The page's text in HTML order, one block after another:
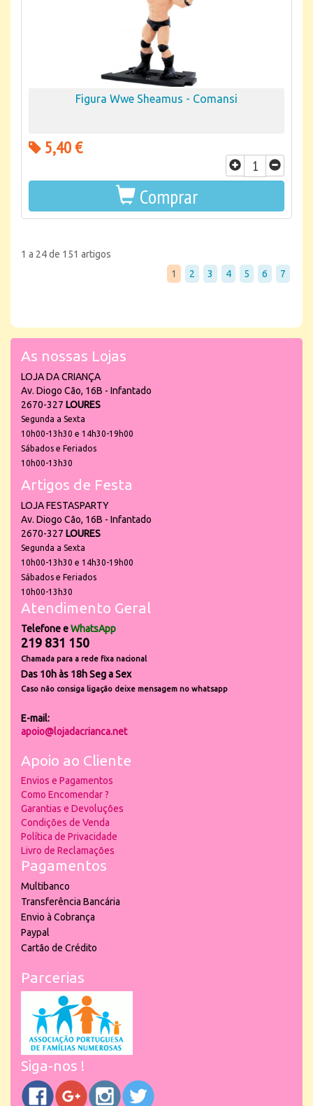
Figura Wwe Sheamus - Comansi
5,40 €
Comprar
1 a 24 de 151 artigos
1
2 3 4 5 6 7
As nossas Lojas
LOJA DA CRIANÇA
Av. Diogo Cão, 16B - Infantado
2670-327 LOURES
Segunda a Sexta
10h00-13h30 e 14h30-19h00
Sábados e Feriados
10h00-13h30
Artigos de Festa
LOJA FESTASPARTY
Av. Diogo Cão, 16B - Infantado
2670-327 LOURES
Segunda a Sexta
10h00-13h30 e 14h30-19h00
Sábados e Feriados
10h00-13h30
Atendimento Geral
Telefone eWhatsApp
219 831 150
Chamada para a rede fixa nacional
Das 10h às 18h Seg a Sex
Caso não consiga ligação deixe mensagem no whatsapp
E-mail:
apoio@lojadacrianca.net
Apoio ao Cliente
Envios e Pagamentos
Como Encomendar ?
Garantias e Devoluções
Condições de Venda
Política de Privacidade
Livro de Reclamações
Pagamentos
Multibanco
Transferência Bancária
Envio à Cobrança
Paypal
Cartão de Crédito
Parcerias
Siga-nos !